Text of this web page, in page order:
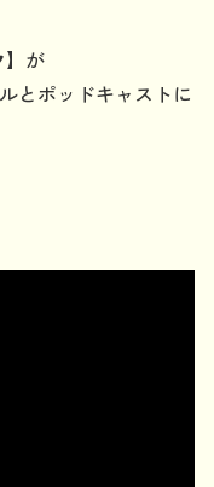
が
とポッドキャストに